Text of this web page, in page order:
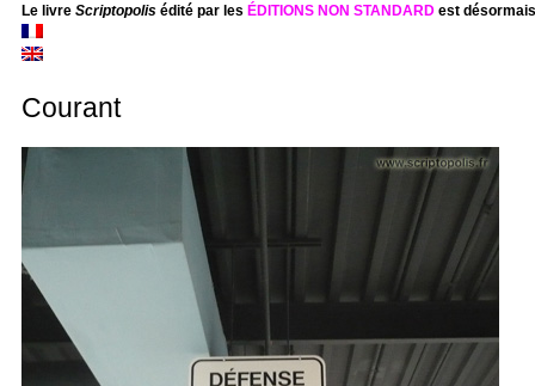
Le livre Scriptopolisédité par les ÉDITIONS NON STANDARDest
Courant